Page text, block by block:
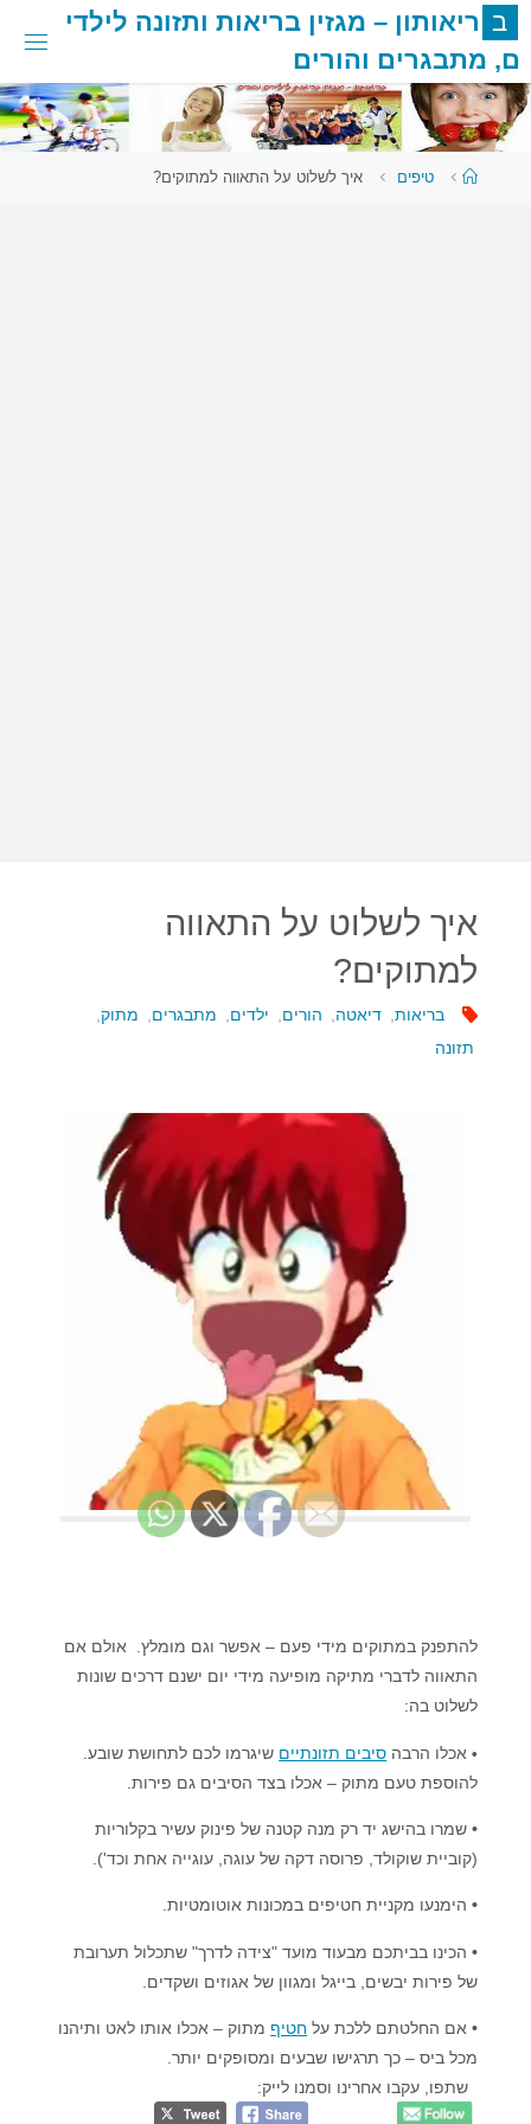
דלגו
לתוכן
ב ריאותון – מגזין בריאות ותזונה לילדי
ם, מתבגרים והורים
עמודטיפים איך לשלוט על התאווה למתוקים?
איך לשלוט על התאווה
למתוקים?
בריאות דיאטה הורים ילדים מתבגרים מתוק,
תזונה
להתפנק במתוקים מידי פעם – אפשר וגם מומלץ. אולם אם
התאווה לדברי מתיקה מופיעה מידי יום ישנם דרכים שונות
לשלוט בה:
• אכלו הרבה סיבים תזונתיים שיגרמו לכם לתחושת שובע.
להוספת טעם מתוק – אכלו בצד הסיבים גם פירות.
• שמרו בהישג יד רק מנה קטנה של פינוק עשיר בקלוריות
(קוביית שוקולד, פרוסה דקה של עוגה, עוגייה אחת וכד').
• הימנעו מקניית חטיפים במכונות אוטומטיות.
• הכינו בביתכם מבעוד מועד "צידה לדרך" שתכלול תערובת
של פירות יבשים, בייגל ומגוון של אגוזים ושקדים.
• אם החלטתם ללכת על חטיףמתוק – אכלו אותו לאט ותיהנו
מכל ביס – כך תרגישו שבעים ומסופקים יותר.
שתפו, עקבו אחרינו וסמנו לייק: